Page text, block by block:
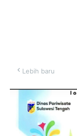
Lebih baru